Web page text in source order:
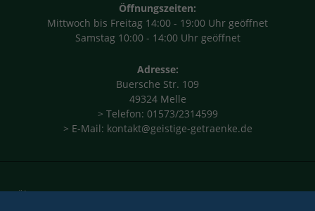
Öffnungszeiten:
Mittwoch bis Freitag 14:00 - 19:00 Uhr geöffnet
Samstag 10:00 - 14:00 Uhr geöffnet
Adresse:
Buersche Str. 109
49324 Melle
> Telefon: 01573/2314599
> E-Mail: kontakt@geistige-getraenke.de
Über